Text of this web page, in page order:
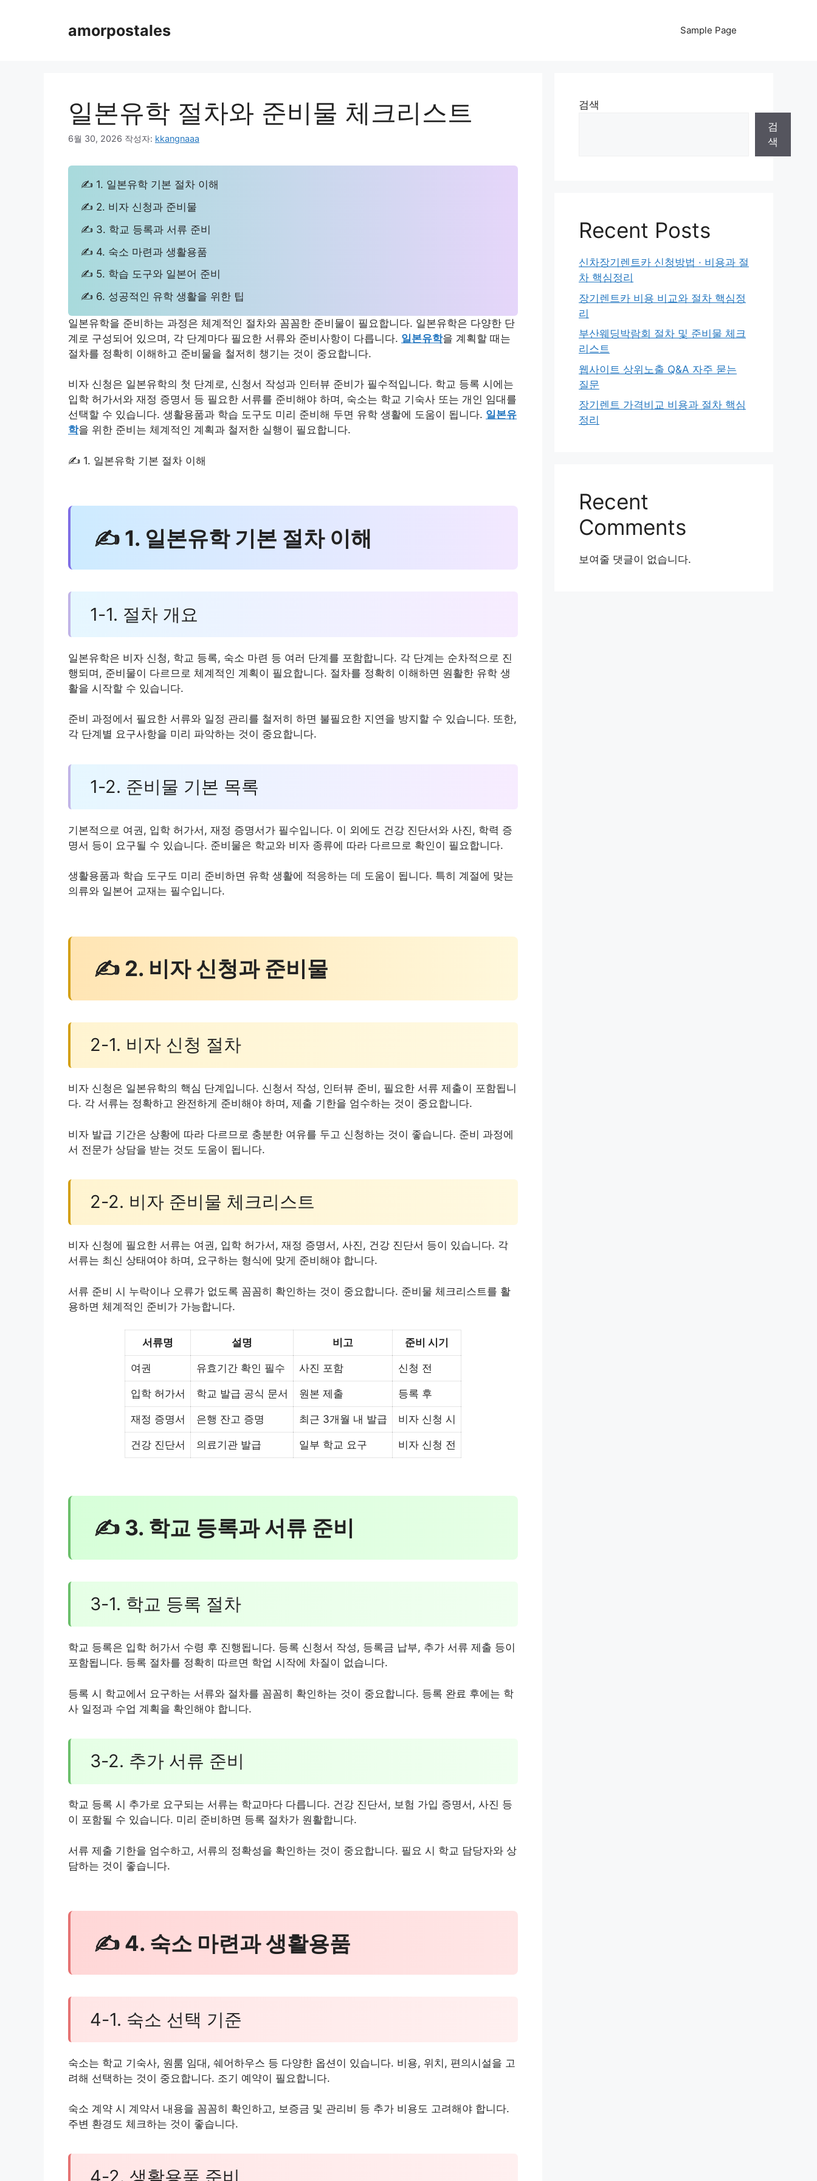
amorpostales Sample Page
일본유학 절차와 준비물 체크리스트
6월 30, 2026 작성자: kkangnaaa
✍ 1. 일본유학 기본 절차 이해
✍ 2. 비자 신청과 준비물
✍ 3. 학교 등록과 서류 준비
✍ 4. 숙소 마련과 생활용품
✍ 5. 학습 도구와 일본어 준비
✍ 6. 성공적인 유학 생활을 위한 팁
일본유학을 준비하는 과정은 체계적인 절차와 꼼꼼한 준비물이 필요합니다. 일본유학은 다양한 단
계로 구성되어 있으며, 각 단계마다 필요한 서류와 준비사항이 다릅니다. 일본유학을 계획할 때는
절차를 정확히 이해하고 준비물을 철저히 챙기는 것이 중요합니다.
비자 신청은 일본유학의 첫 단계로, 신청서 작성과 인터뷰 준비가 필수적입니다. 학교 등록 시에는
입학 허가서와 재정 증명서 등 필요한 서류를 준비해야 하며, 숙소는 학교 기숙사 또는 개인 임대를
선택할 수 있습니다. 생활용품과 학습 도구도 미리 준비해 두면 유학 생활에 도움이 됩니다. 일본유
학을 위한 준비는 체계적인 계획과 철저한 실행이 필요합니다.
✍ 1. 일본유학 기본 절차 이해
✍ 1. 일본유학 기본 절차 이해
1-1. 절차 개요
일본유학은 비자 신청, 학교 등록, 숙소 마련 등 여러 단계를 포함합니다. 각 단계는 순차적으로 진
행되며, 준비물이 다르므로 체계적인 계획이 필요합니다. 절차를 정확히 이해하면 원활한 유학 생
활을 시작할 수 있습니다.
준비 과정에서 필요한 서류와 일정 관리를 철저히 하면 불필요한 지연을 방지할 수 있습니다. 또한,
각 단계별 요구사항을 미리 파악하는 것이 중요합니다.
1-2. 준비물 기본 목록
기본적으로 여권, 입학 허가서, 재정 증명서가 필수입니다. 이 외에도 건강 진단서와 사진, 학력 증
명서 등이 요구될 수 있습니다. 준비물은 학교와 비자 종류에 따라 다르므로 확인이 필요합니다.
생활용품과 학습 도구도 미리 준비하면 유학 생활에 적응하는 데 도움이 됩니다. 특히 계절에 맞는
의류와 일본어 교재는 필수입니다.
✍ 2. 비자 신청과 준비물
2-1. 비자 신청 절차
비자 신청은 일본유학의 핵심 단계입니다. 신청서 작성, 인터뷰 준비, 필요한 서류 제출이 포함됩니
다. 각 서류는 정확하고 완전하게 준비해야 하며, 제출 기한을 엄수하는 것이 중요합니다.
비자 발급 기간은 상황에 따라 다르므로 충분한 여유를 두고 신청하는 것이 좋습니다. 준비 과정에
서 전문가 상담을 받는 것도 도움이 됩니다.
2-2. 비자 준비물 체크리스트
비자 신청에 필요한 서류는 여권, 입학 허가서, 재정 증명서, 사진, 건강 진단서 등이 있습니다. 각
서류는 최신 상태여야 하며, 요구하는 형식에 맞게 준비해야 합니다.
서류 준비 시 누락이나 오류가 없도록 꼼꼼히 확인하는 것이 중요합니다. 준비물 체크리스트를 활
용하면 체계적인 준비가 가능합니다.
서류명 설명 비고 준비 시기
여권 유효기간 확인 필수 사진 포함 신청 전
입학 허가서 학교 발급 공식 문서 원본 제출 등록 후
재정 증명서 은행 잔고 증명 최근 3개월 내 발급 비자 신청 시
건강 진단서 의료기관 발급 일부 학교 요구 비자 신청 전
✍ 3. 학교 등록과 서류 준비
3-1. 학교 등록 절차
학교 등록은 입학 허가서 수령 후 진행됩니다. 등록 신청서 작성, 등록금 납부, 추가 서류 제출 등이
포함됩니다. 등록 절차를 정확히 따르면 학업 시작에 차질이 없습니다.
등록 시 학교에서 요구하는 서류와 절차를 꼼꼼히 확인하는 것이 중요합니다. 등록 완료 후에는 학
사 일정과 수업 계획을 확인해야 합니다.
3-2. 추가 서류 준비
학교 등록 시 추가로 요구되는 서류는 학교마다 다릅니다. 건강 진단서, 보험 가입 증명서, 사진 등
이 포함될 수 있습니다. 미리 준비하면 등록 절차가 원활합니다.
서류 제출 기한을 엄수하고, 서류의 정확성을 확인하는 것이 중요합니다. 필요 시 학교 담당자와 상
담하는 것이 좋습니다.
✍ 4. 숙소 마련과 생활용품
4-1. 숙소 선택 기준
숙소는 학교 기숙사, 원룸 임대, 쉐어하우스 등 다양한 옵션이 있습니다. 비용, 위치, 편의시설을 고
려해 선택하는 것이 중요합니다. 조기 예약이 필요합니다.
숙소 계약 시 계약서 내용을 꼼꼼히 확인하고, 보증금 및 관리비 등 추가 비용도 고려해야 합니다.
주변 환경도 체크하는 것이 좋습니다.
4-2. 생활용품 준비
검색
검
색
Recent Posts
신차장기렌트카 신청방법 · 비용과 절
차 핵심정리
장기렌트카 비용 비교와 절차 핵심정
리
부산웨딩박람회 절차 및 준비물 체크
리스트
웹사이트 상위노출 Q&A 자주 묻는
질문
장기렌트 가격비교 비용과 절차 핵심
정리
Recent
Comments
보여줄 댓글이 없습니다.